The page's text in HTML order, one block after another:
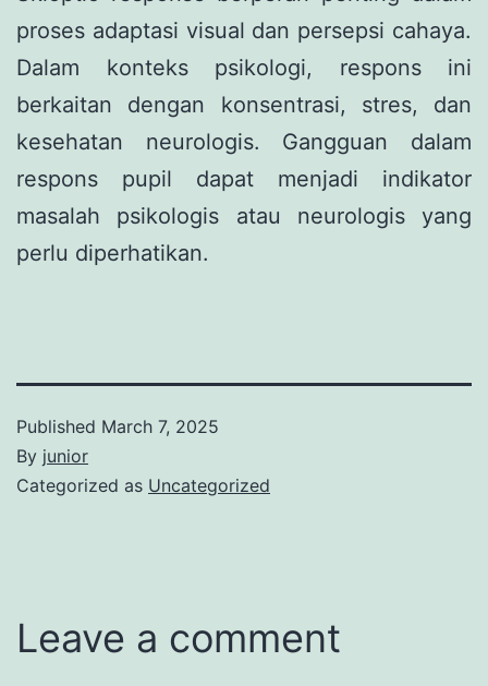
proses adaptasi visual dan persepsi cahaya.
Dalam konteks psikologi, respons ini
berkaitan dengan konsentrasi, stres, dan
kesehatan neurologis. Gangguan dalam
respons pupil dapat menjadi indikator
masalah psikologis atau neurologis yang
perlu diperhatikan.
Published March 7, 2025
By junior
Categorized as Uncategorized
Leave a comment